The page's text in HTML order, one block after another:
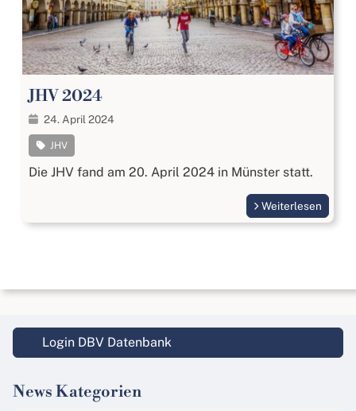
JHV 2024
24. April 2024
JHV
Die JHV fand am 20. April 2024 in Münster statt.
Weiterlesen
Login DBV Datenbank
News Kategorien